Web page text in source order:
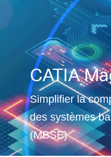
CATIA
Simplifier la
des systèmes
(MBSE)